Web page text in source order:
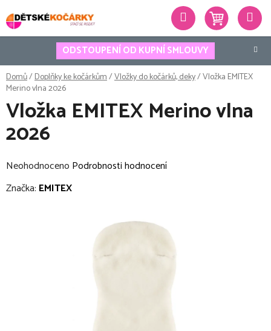
na
obsah
ODSTOUPENÍ OD KUPNÍ SMLOUVY
Hledat
Domů/Doplňky ke kočárkům/Vložky do kočárků, deky/Vložka EMITEX
Merino vlna 2026
Vložka EMITEX Merino vlna
2026
Průměrné
hodnocení
Neohodnoceno Podrobnosti hodnocení
Značka: EMITEX